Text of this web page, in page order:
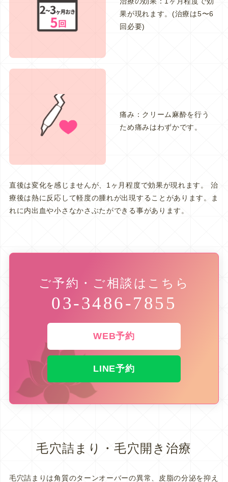
果が現れます。(治療は5〜6
回必要)
痛み：クリーム麻酔を行う
ため痛みはわずかです。
直後は変化を感じませんが、1ヶ月程度で効果が現れます。 治
療後は熱に反応して軽度の腫れが出現することがあります。ま
れに内出血や小さなかさぶたができる事があります。
ご予約・ご相談はこちら
03-3486-7855
WEB予約
LINE予約
毛穴詰まり・毛穴開き治療
毛穴詰まりは角質のターンオーバーの異常、皮脂の分泌を抑え